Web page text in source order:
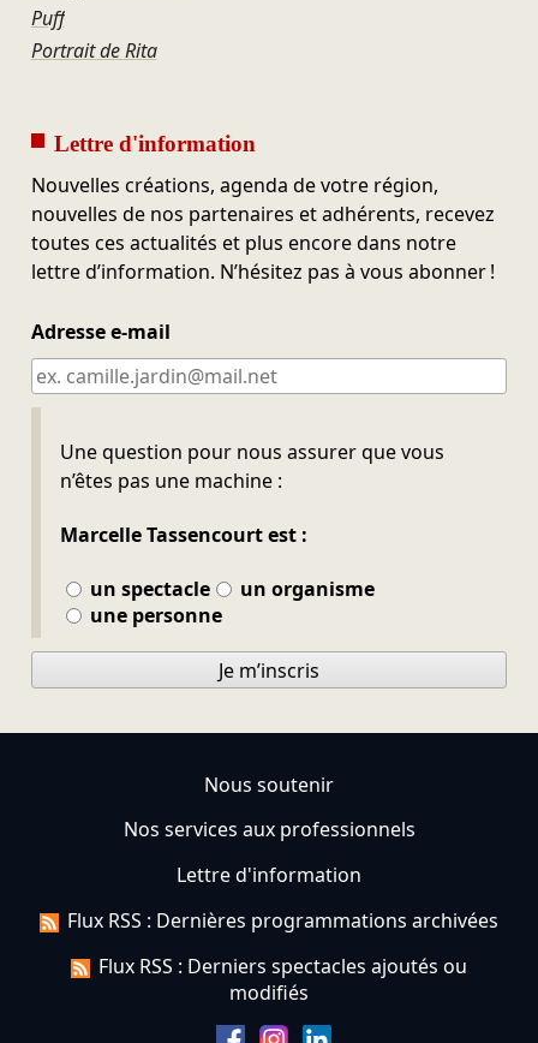
Puff
Portrait de Rita
Lettre d'information
Nouvelles créations, agenda de votre région,
nouvelles de nos partenaires et adhérents, recevez
toutes ces actualités et plus encore dans notre
lettre d’information. N’hésitez pas à vous abonner !
Adresse e-mail
Une question pour nous assurer que vous
n’êtes pas une machine :
Marcelle Tassencourt est :
un spectacle
un organisme
une personne
Ne pas remplir
Je m’inscris
Nous soutenir
Nos services aux professionnels
Lettre d'information
Flux RSS : Dernières programmations archivées
Flux RSS : Derniers spectacles ajoutés ou
modifiés